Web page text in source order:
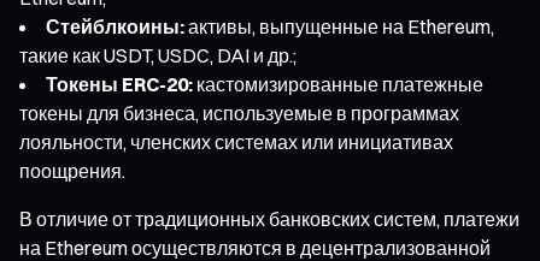
Стейблкоины:активы, выпущенные на Ethereum,
такие как USDT, USDC, DAI и др.;
Токены ERC-20: кастомизированные платежные
токены для бизнеса, используемые в программах
лояльности, членских системах или инициативах
поощрения.
В отличие от традиционных банковских систем, платежи
на Ethereum осуществляются в децентрализованной